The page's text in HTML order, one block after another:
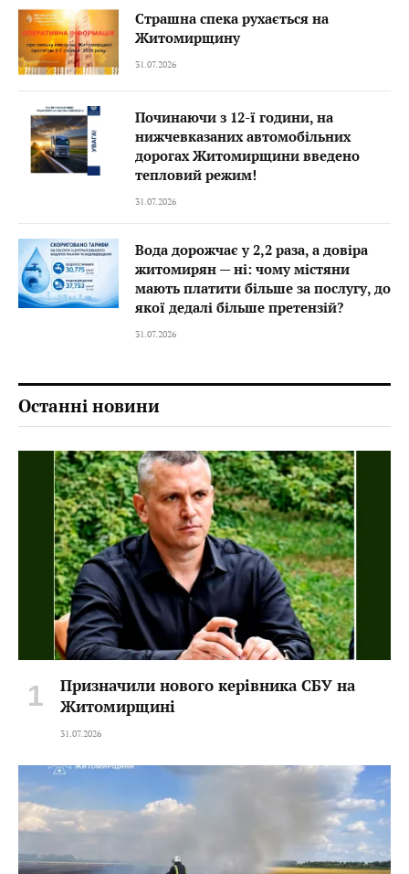
Страшна спека рухається на
Житомирщину
31.07.2026
Починаючи з 12-ї години, на
нижчевказаних автомобільних
дорогах Житомирщини введено
тепловий режим!
31.07.2026
Вода дорожчає у 2,2 раза, а довіра
житомирян — ні: чому містяни
мають платити більше за послугу, до
якої дедалі більше претензій?
31.07.2026
Останні новини
Призначили нового керівника СБУ на
Житомирщині
31.07.2026